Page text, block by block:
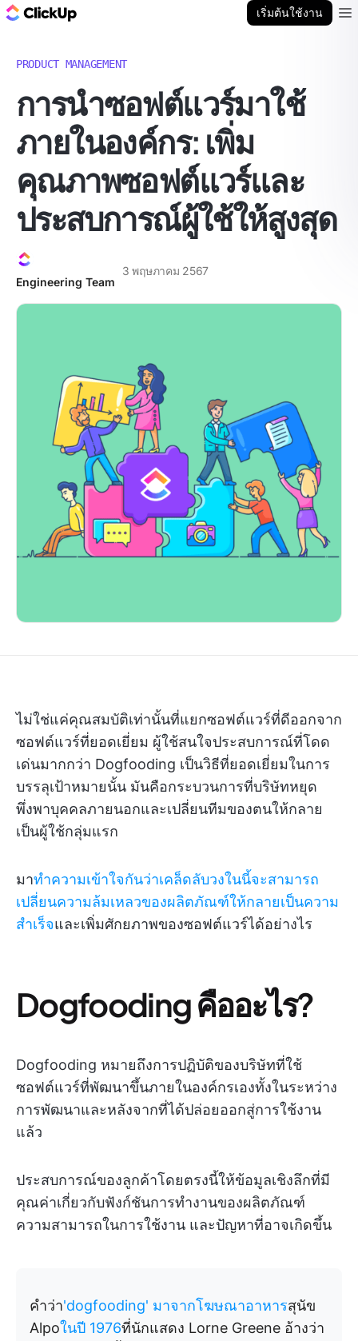
เริ่มต้นใช้งาน
PRODUCT MANAGEMENT
การนำซอฟต์แวร์มาใช้
ภายในองค์กร: เพิ่ม
คุณภาพซอฟต์แวร์และ
ประสบการณ์ผู้ใช้ให้สูงสุด
Engineering Team
3 พฤษภาคม 2567
ไม่ใช่แค่คุณสมบัติเท่านั้นที่แยกซอฟต์แวร์ที่ดีออกจาก
ซอฟต์แวร์ที่ยอดเยี่ยม ผู้ใช้สนใจประสบการณ์ที่โดด
เด่นมากกว่า Dogfooding เป็นวิธีที่ยอดเยี่ยมในการ
บรรลุเป้าหมายนั้น มันคือกระบวนการที่บริษัทหยุด
พึ่งพาบุคคลภายนอกและเปลี่ยนทีมของตนให้กลาย
เป็นผู้ใช้กลุ่มแรก
มาทำความเข้าใจกันว่าเคล็ดลับวงในนี้จะสามารถ
เปลี่ยนความล้มเหลวของผลิตภัณฑ์ให้กลายเป็นความ
สำเร็จและเพิ่มศักยภาพของซอฟต์แวร์ได้อย่างไร
Dogfooding คืออะไร?
Dogfooding หมายถึงการปฏิบัติของบริษัทที่ใช้
ซอฟต์แวร์ที่พัฒนาขึ้นภายในองค์กรเองทั้งในระหว่าง
การพัฒนาและหลังจากที่ได้ปล่อยออกสู่การใช้งาน
แล้ว
ประสบการณ์ของลูกค้าโดยตรงนี้ให้ข้อมูลเชิงลึกที่มี
คุณค่าเกี่ยวกับฟังก์ชันการทำงานของผลิตภัณฑ์
ความสามารถในการใช้งาน และปัญหาที่อาจเกิดขึ้น
คำว่า'dogfooding' มาจากโฆษณาอาหารสุนัข
Alpoในปี 1976ที่นักแสดง Lorne Greene อ้างว่า